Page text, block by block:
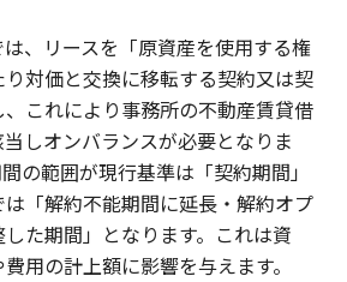
、リースを「原資産を使用する権
対価と交換に移転する契約又は契
これにより事務所の不動産賃貸借
しオンバランスが必要となりま
の範囲が現行基準は「契約期間」
「解約不能期間に延長・解約オプ
た期間」となります。これは資
用の計上額に影響を与えます。